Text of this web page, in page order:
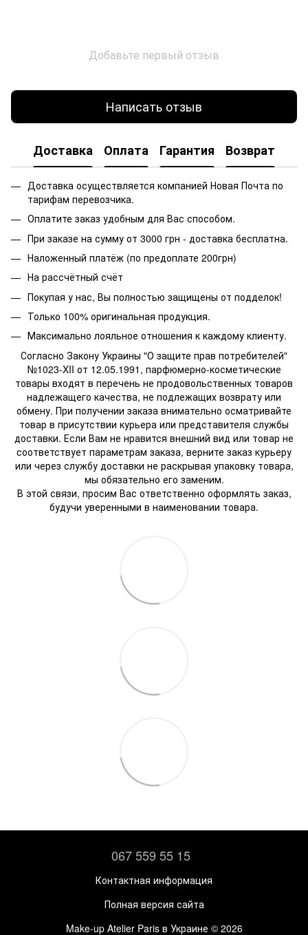
Добавьте первый отзыв
Написать отзыв
Доставка Оплата Гарантия Возврат
Доставка осуществляется компанией Новая Почта по
тарифам перевозчика.
Оплатите заказ удобным для Вас способом.
При заказе на сумму от 3000 грн - доставка бесплатна.
Наложенный платёж (по предоплате 200грн)
На рассчётный счёт
Покупая у нас, Вы полностью защищены от подделок!
Только 100% оригинальная продукция.
Максимально лояльное отношения к каждому клиенту.
Согласно Закону Украины "О защите прав потребителей"
№1023-XII от 12.05.1991, парфюмерно-косметические
товары входят в перечень не продовольственных товаров
надлежащего качества, не подлежащих возврату или
обмену. При получении заказа внимательно осматривайте
товар в присутствии курьера или представителя службы
доставки. Если Вам не нравится внешний вид или товар не
соответствует параметрам заказа, верните заказ курьеру
или через службу доставки не раскрывая упаковку товара,
мы обязательно его заменим.
В этой связи, просим Вас ответственно оформлять заказ,
будучи уверенными в наименовании товара.
067 559 55 15
Контактная информация
Полная версия сайта
Make-up Atelier Paris в Украине © 2026